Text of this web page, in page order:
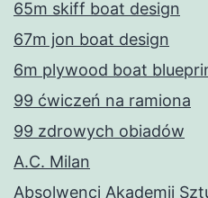
65m skiff boat design
67m jon boat design
6m plywood boat
99 ćwiczeń na ramiona
99 zdrowych obiadów
A.C. Milan
Absolwenci Akademii